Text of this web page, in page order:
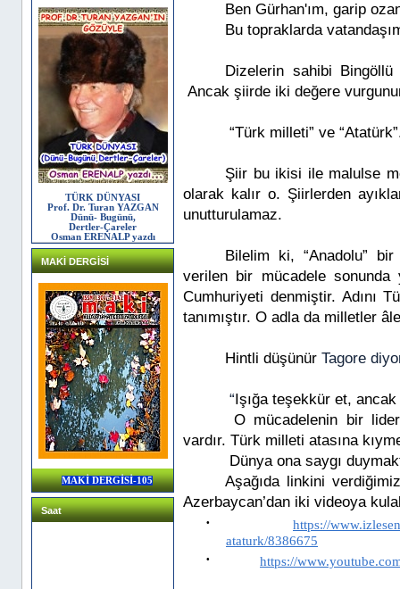
TÜRK DÜNYASI
Prof. Dr. Turan YAZGAN
Dünü- Bugünü,
Dertler-Çareler
Osman ERENALP yazdı
MAKİ DERGİSİ
MAKİ DERGİSİ-105
Saat
Ben Gürhan'ım, garip
Bu topraklarda
Dizelerin sahibi Bingöllü
Ancak şiirde iki değere
“Türk milleti” ve
Şiir bu ikisi ile malulse
olarak kalır o. Şiirlerden
unutturulamaz.
Bilelim ki, “Anadolu”
verilen bir mücadele sonunda
Cumhuriyeti denmiştir. Adını
tanımıştır. O adla da milletler
Hintli düşünürTagore
“Işığa teşekkür et,
O mücadelenin bir
vardır. Türk milleti atasına
Dünya ona saygı
Aşağıda linkini
Azerbaycan’dan iki videoya
·
https://
ataturk/8386675
· https://